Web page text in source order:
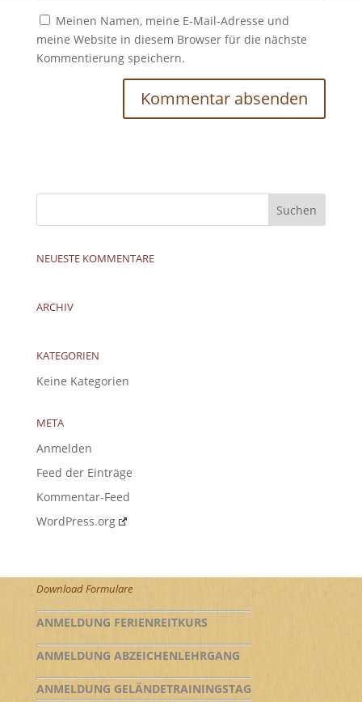
Meinen Namen, meine E-Mail-Adresse und
meine Website in diesem Browser für die nächste
Kommentierung speichern.
NEUESTE KOMMENTARE
ARCHIV
KATEGORIEN
Keine Kategorien
META
Anmelden
Feed der Einträge
Kommentar-Feed
WordPress.org
Download Formulare
ANMELDUNG FERIENREITKURS
ANMELDUNG ABZEICHENLEHRGANG
ANMELDUNG GELÄNDETRAININGSTAG